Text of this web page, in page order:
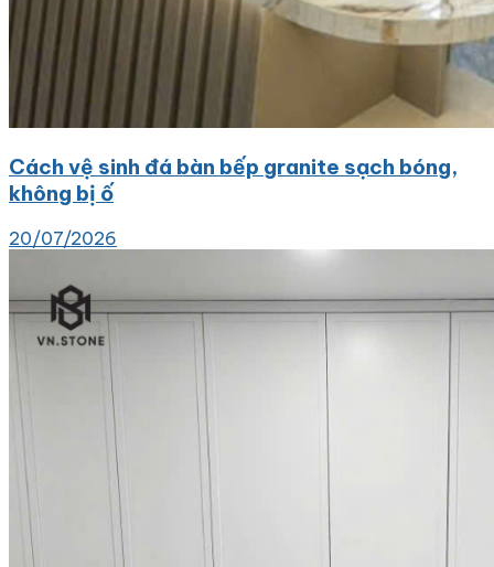
Cách vệ sinh đá bàn bếp granite sạch bóng,
không bị ố
20/07/2026